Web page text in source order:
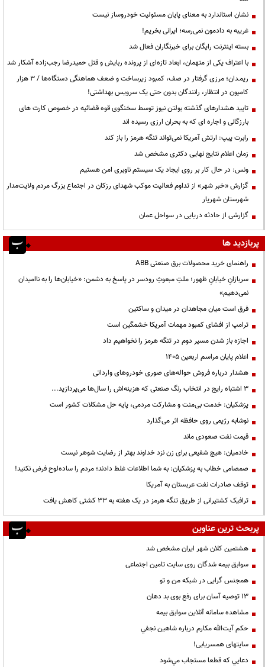
نشان استاندارد به معنای پایان مسئولیت خودروساز نیست
غریبه به دادمون نمی‌رسه؛ ایرانی بخریم!
بسته اینترنت رایگان برای خبرنگاران فعال شد
با اعتراف یکی از متهمان، ابعاد تازه‌ای از پرونده ربایش و قتل حمیدرضا رجب‌زاده آشکار شد
ریمـدان؛ مرزی گرفتار در صف، کمبود زیرساخت و ضعف هماهنگی دستگاه‌ها / ۳ هزار
کامیون در انتظار، رانندگان بدون حتی یک سرویس بهداشتی!
تایید هشدارهای گذشته بولتن نیوز توسط سخنگوی قوه قضائیه در خصوص کارت های
بارزگانی و اجاره ای که به بحران ارزی رسیده اند
رابرت پیپ: ارتش آمریکا نمی‌تواند تنگه هرمز را باز کند
زمان اعلام نتایج نهایی دکتری مشخص شد
ونس: در حال کار بر روی ایجاد یک سیستم ناوبری امن هستیم
گزارش «خبر شهر» از تداوم فعالیت موکب شهدای رزکان در اجتماع بزرگ مردم ولایت‌مدار
شهرستان شهریار
گزارشی از حادثه دریایی در سواحل عمان
پربازدید ها
راهنمای خرید محصولات برق صنعتی ABB
سربازانِ خیابانِ ظهور؛ ملتِ مبعوثِ رودسر در پاسخ به دشمن: «خیابان‌ها را به ناامیدان
نمی‌دهیم»
فرق است میان مجاهدان در میدان و ساکتین
ترامپ از افشای کمبود مهمات آمریکا خشمگین است
اجازه باز شدن مسیر دوم در تنگه هرمز را نخواهیم داد
اعلام پایان مراسم اربعین ۱۴۰۵
هشدار درباره فروش حواله‌های صوری خودروهای وارداتی
3 اشتباه رایج در انتخاب رنگ صنعتی که هزینه‌اش را سال‌ها می‌پردازید...
پزشکیان: خدمت بی‌منت و مشارکت مردمی، پایه حل مشکلات کشور است
نوشابه رژیمی روی حافظه اثر می‌گذارد
قیمت نفت صعودی ماند
خادمیان: هیچ شفیعی برای زن نزد خداوند بهتر از رضایت شوهر نیست
صمصامی خطاب به پزشکیان: به شما اطلاعات غلط دادند؛ مردم را ساده‌لوح فرض نکنید!
توقف صادرات نفت عربستان به آمریکا
ترافیک کشتیرانی از طریق تنگه هرمز در یک هفته به ۳۳ کشتی کاهش یافت
پربحث ترین عناوین
هشتمین کلان شهر ایران مشخص شد
سوابق بیمه شدگان روی سایت تامین اجتماعی
همجنس گرایی در شبکه من و تو
13 توصیه آسان برای رفع بوی بد دهان
مشاهده سامانه آنلاين سوابق بیمه
حكم آيت‌الله مكارم درباره شاهين نجفي
سایتهای همسریابی!
دعايي كه قطعا مستجاب مي‌شود